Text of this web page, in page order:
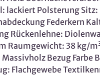
lackiert Polsterung Sitz:
Federkern
Rückenlehne:
Raumgewicht: 38 kg/
Bezug Farbe
Flachgewebe